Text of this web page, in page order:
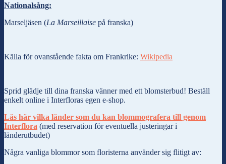
Nationalsång:
Marseljäsen (La Marseillaise på franska)
Källa för ovanstående fakta om Frankrike: Wikipedia
Sprid glädje till dina franska vänner med ett blomsterbud! Beställ
enkelt online i Interfloras egen e-shop.
Läs här vilka länder som du kan blommografera till genom
Interflora (med reservation för eventuella justeringar i
länderutbudet)
Några vanliga blommor som floristerna använder sig flitigt av: